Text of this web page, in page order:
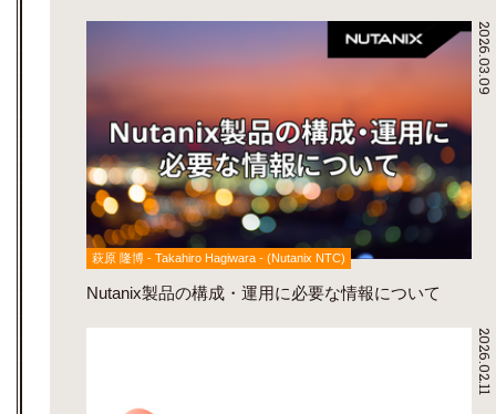
2026.03.09
萩原 隆博 - Takahiro Hagiwara - (Nutanix NTC)
Nutanix製品の構成・運用に必要な情報について
2026.02.11